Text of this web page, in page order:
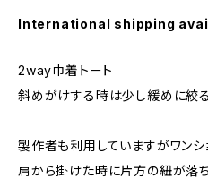
International shipping
2way巾着トート
斜めがけする時は少し緩めに絞
製作者も利用していますがワン
肩から掛けた時に片方の紐が落ち